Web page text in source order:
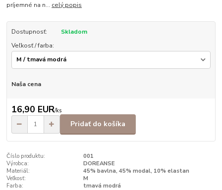
príjemné na n... celý popis
Dostupnosť:
Skladom
Veľkosť / farba:
Naša cena
16,90 EUR/ks
Pridať do košíka
Číslo produktu:
001
Výrobca:
DOREANSE
Materiál:
45% bavlna, 45% modal, 10% elastan
Veľkosť:
M
Farba:
tmavá modrá